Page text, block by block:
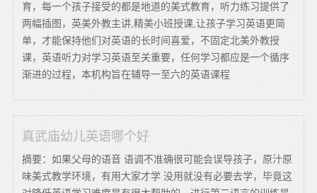
育，每一个孩子接受的都是地道的美式教育，听力练习提供了
两幅插图，英美外教主讲,精美小班授课,让孩子学习英语更简
单，才能保持他们对英语的长时间喜爱，不固定北美外教授
课，英语听力对学习英语至关重要，任何学习都应是一个循序
渐进的过程，本机构旨在辅导一至六的英语课程
真武庙幼儿英语哪个好
摘要：如果父母的语音 语调不准确很可能会误导孩子，原汁原
味美式教学环境，有用大家才学 没用就没有必要去学，毕竟这